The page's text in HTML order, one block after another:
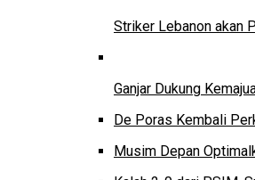
Striker Lebanon akan
Ganjar Dukung
De Poras Kembali
Musim Depan